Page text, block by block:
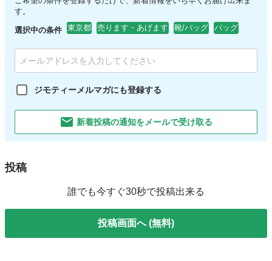
す。
選択中の条件 東京都 売ります・あげます 靴/バッグ バッグ
ジモティーメルマガにも登録する
新着投稿の通知をメールで受け取る
投稿
誰でも今すぐ30秒で投稿出来る
投稿画面へ (無料)